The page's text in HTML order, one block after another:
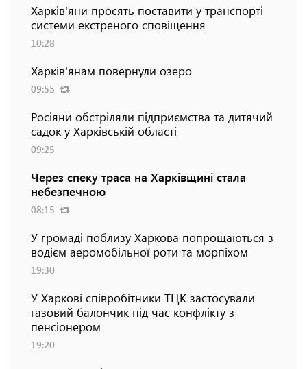
Харків'яни просять поставити у транспорті
системи екстреного сповіщення
10:28
Харків'янам повернули озеро
09:55
Росіяни обстріляли підприємства та дитячий
садок у Харківській області
09:25
Через спеку траса на Харківщині стала
небезпечною
08:15
У громаді поблизу Харкова попрощаються з
водієм аеромобільної роти та морпіхом
19:30
У Харкові співробітники ТЦК застосували
газовий балончик під час конфлікту з
пенсіонером
19:20